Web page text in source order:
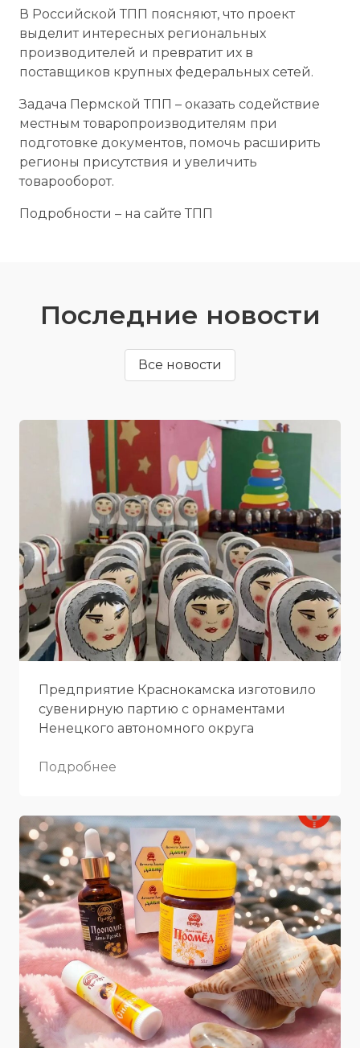
В Российской ТПП поясняют, что проект
выделит интересных региональных
производителей и превратит их в
поставщиков крупных федеральных сетей.
Задача Пермской ТПП – оказать содействие
местным товаропроизводителям при
подготовке документов, помочь расширить
регионы присутствия и увеличить
товарооборот.
Подробности – на сайте ТПП
Последние новости
Все новости
Предприятие Краснокамска изготовило
сувенирную партию с орнаментами
Ненецкого автономного округа
Подробнее